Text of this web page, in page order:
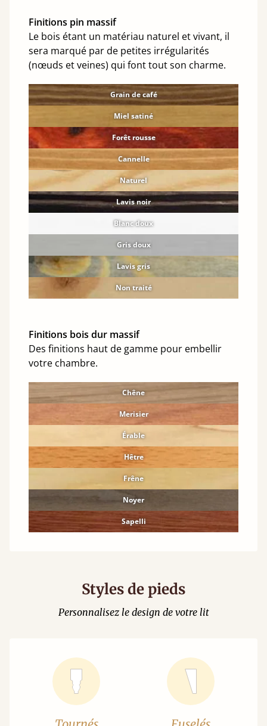
Finitions pin massif
Le bois étant un matériau naturel et vivant, il
sera marqué par de petites irrégularités
(nœuds et veines) qui font tout son charme.
Grain de café
Miel satiné
Forêt rousse
Cannelle
Naturel
Lavis noir
Blanc doux
Gris doux
Lavis gris
Non traité
Finitions bois dur massif
Des finitions haut de gamme pour embellir
votre chambre.
Chêne
Merisier
Érable
Hêtre
Frêne
Noyer
Sapelli
Styles de pieds
Personnalisez le design de votre lit